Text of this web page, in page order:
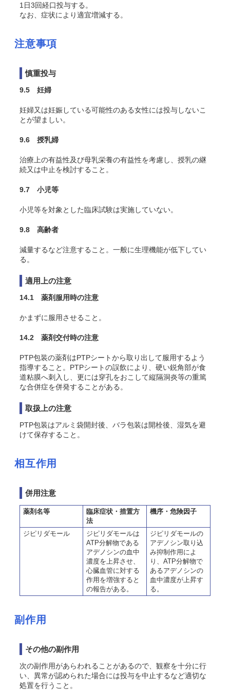
1日3回経口投与する。
なお、症状により適宜増減する。
注意事項
慎重投与
9.5 妊婦
妊婦又は妊娠している可能性のある女性には投与しないこ
とが望ましい。
9.6 授乳婦
治療上の有益性及び母乳栄養の有益性を考慮し、授乳の継
続又は中止を検討すること。
9.7 小児等
小児等を対象とした臨床試験は実施していない。
9.8 高齢者
減量するなど注意すること。一般に生理機能が低下してい
る。
適用上の注意
14.1 薬剤服用時の注意
かまずに服用させること。
14.2 薬剤交付時の注意
PTP包装の薬剤はPTPシートから取り出して服用するよう
指導すること。PTPシートの誤飲により、硬い鋭角部が食
道粘膜へ刺入し、更には穿孔をおこして縦隔洞炎等の重篤
な合併症を併発することがある。
取扱上の注意
PTP包装はアルミ袋開封後、バラ包装は開栓後、湿気を避
けて保存すること。
相互作用
併用注意
薬剤名等
臨床症状・措置方
法
機序・危険因子
ジピリダモール
ジピリダモールは
ATP分解物である
アデノシンの血中
濃度を上昇させ、
心臓血管に対する
作用を増強すると
の報告がある。
ジピリダモールの
アデノシン取り込
み抑制作用によ
り、ATP分解物で
あるアデノシンの
血中濃度が上昇す
る。
副作用
その他の副作用
次の副作用があらわれることがあるので、観察を十分に行
い、異常が認められた場合には投与を中止するなど適切な
処置を行うこと。